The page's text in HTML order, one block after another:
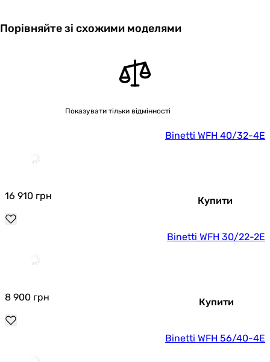
Порівняйте зі схожими моделями
Показувати тільки відмінності
Binetti WFH 40/32-4E
16 910 грн Купити
Binetti WFH 30/22-2E
8 900 грн Купити
Binetti WFH 56/40-4E